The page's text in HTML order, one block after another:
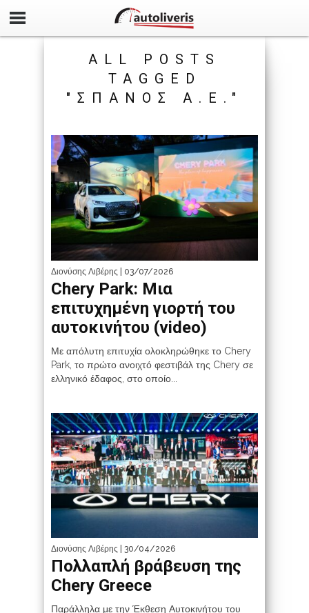
ALL POSTS
TAGGED
"ΣΠΑΝΟΣ Α.Ε."
Διονύσης Λιβέρης | 03/07/2026
Chery Park: Μια
επιτυχημένη γιορτή του
αυτοκινήτου (video)
Με απόλυτη επιτυχία ολοκληρώθηκε το Chery
Park, το πρώτο ανοιχτό φεστιβάλ της Chery σε
ελληνικό έδαφος, στο οποίο...
Διονύσης Λιβέρης | 30/04/2026
Πολλαπλή βράβευση της
Chery Greece
Παράλληλα με την Έκθεση Αυτοκινήτου του